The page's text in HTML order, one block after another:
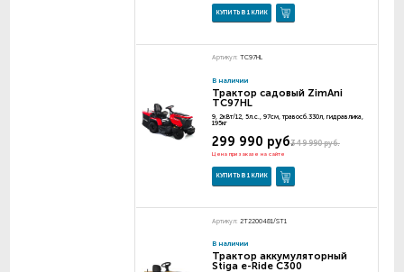
КУПИТЬ В 1 КЛИК
Артикул: TC97HL
В наличии
Трактор садовый ZimAni
TC97HL
9, 2кВт/12, 5л.с., 97см, травосб.330л, гидравлика,
195кг
349 990 руб.
299 990 руб.
Цена при заказе на сайте
КУПИТЬ В 1 КЛИК
Артикул: 2T2200481/ST1
В наличии
Трактор аккумуляторный
Stiga e-Ride C300